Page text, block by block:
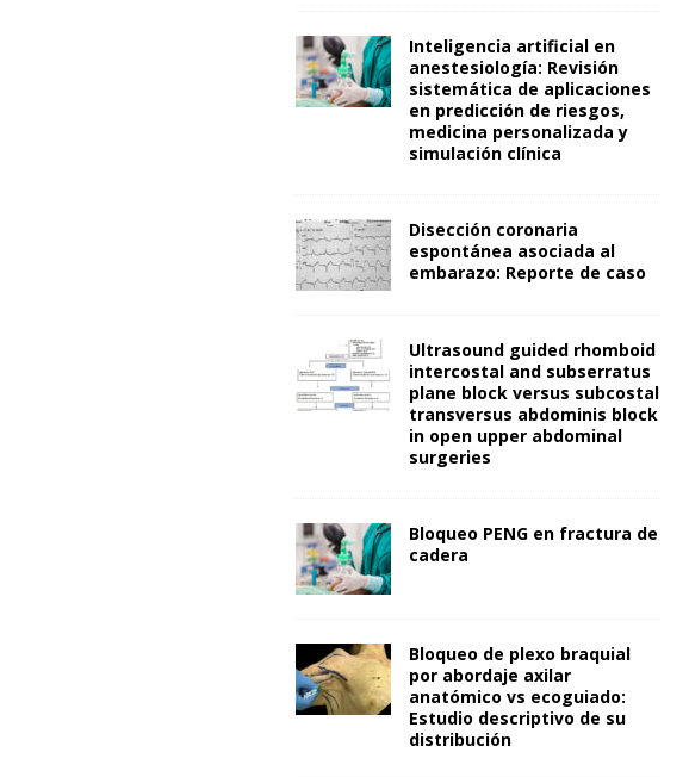
Inteligencia artificial en
anestesiología: Revisión
sistemática de aplicaciones
en predicción de riesgos,
medicina personalizada y
simulación clínica
Disección coronaria
espontánea asociada al
embarazo: Reporte de caso
Ultrasound guided rhomboid
intercostal and subserratus
plane block versus subcostal
transversus abdominis block
in open upper abdominal
surgeries
Bloqueo PENG en fractura de
cadera
Bloqueo de plexo braquial
por abordaje axilar
anatómico vs ecoguiado:
Estudio descriptivo de su
distribución